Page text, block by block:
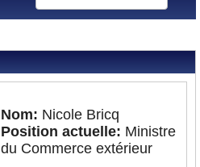
Nom: Nicole Bricq
Position actuelle: Ministre
du Commerce extérieur